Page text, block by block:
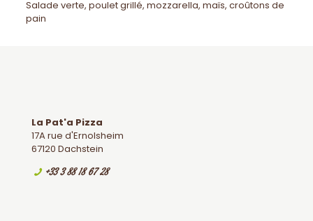
Salade verte, poulet grillé, mozzarella, maïs, croûtons de
pain
La Pat'a Pizza
17A rue d'Ernolsheim
67120 Dachstein
+33 3 88 18 67 28